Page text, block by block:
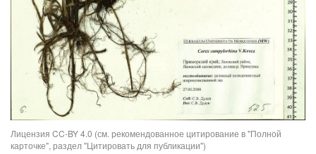
Лицензия CC-BY 4.0 (см. рекомендованное цитирование в "Полной
карточке", раздел "Цитировать для публикации")